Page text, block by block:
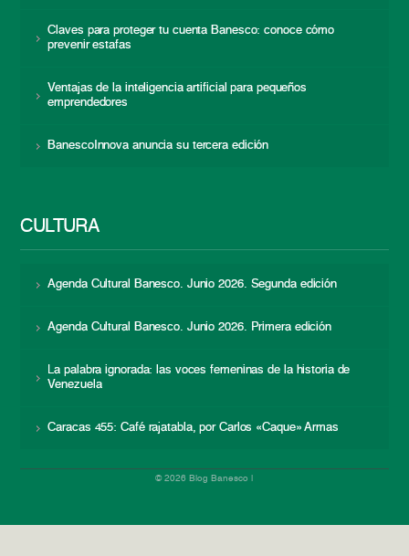
Claves para proteger tu cuenta Banesco: conoce cómo
prevenir estafas
Ventajas de la inteligencia artificial para pequeños
emprendedores
BanescoInnova anuncia su tercera edición
CULTURA
Agenda Cultural Banesco. Junio 2026. Segunda edición
Agenda Cultural Banesco. Junio 2026. Primera edición
La palabra ignorada: las voces femeninas de la historia de
Venezuela
Caracas 455: Café rajatabla, por Carlos «Caque» Armas
© 2026 Blog Banesco |